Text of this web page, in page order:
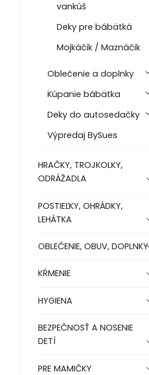
vankúš
Deky pre bábätká
Mojkáčik / Maznáčik
Oblečenie a doplnky
Kúpanie bábätka
Deky do autosedačky
Výpredaj BySues
HRAČKY, TROJKOLKY,
ODRÁŽADLA
POSTIEĽKY, OHRÁDKY,
LEHÁTKA
OBLEČENIE, OBUV, DOPLNKY
KŔMENIE
HYGIENA
BEZPEČNOSŤ A NOSENIE
DETÍ
PRE MAMIČKY